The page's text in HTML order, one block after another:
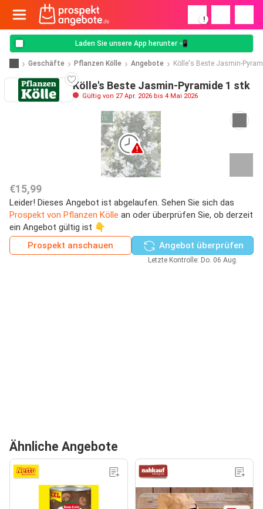
!
Laden Sie unsere App herunter 📲
Geschäfte Pflanzen Kölle Angebote Kölle's Beste Jasmin-
Kölle's Beste Jasmin-Pyramide 1 stk
Gültig von 27 Apr. 2026 bis 4 Mai 2026
€15,99
Leider! Dieses Angebot ist abgelaufen. Sehen Sie sich das
Prospekt von Pflanzen Kölle an oder überprüfen Sie, ob derzeit
ein Angebot gültig ist 👇
Prospekt anschauen
Angebot überprüfen
Letzte Kontrolle: Do. 06 Aug.
Ähnliche Angebote